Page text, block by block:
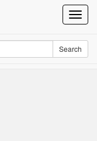
Search